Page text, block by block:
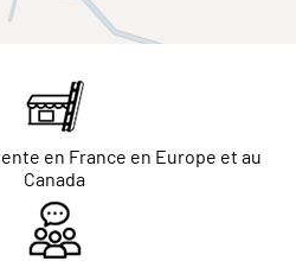
en France en Europe et au
Canada